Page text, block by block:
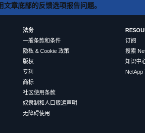
章底部的反馈选项报告问题。
法务
一般条款和条件
隐私 & Cookie 政策
版权
专利
商标
社区使用条款
奴隶制和人口贩运声明
无障碍使用
订阅
搜索
知识中
NetApp